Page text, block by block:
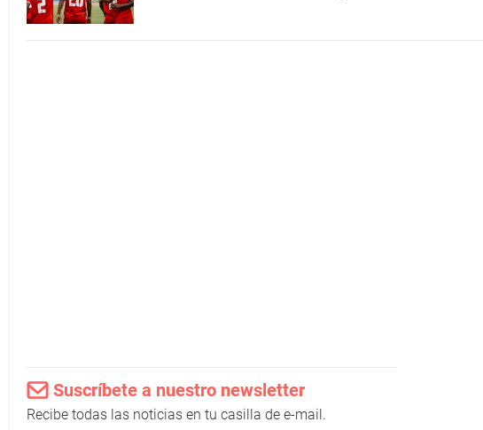
Suscríbete a nuestro newsletter
Recibe todas las noticias en tu casilla de e-mail.